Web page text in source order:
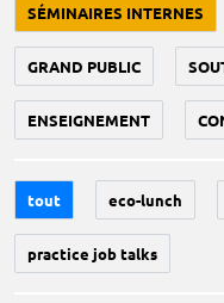
SÉMINAIRES INTERNES
GRAND PUBLIC
ENSEIGNEMENT
tout eco-lunch
practice job talks